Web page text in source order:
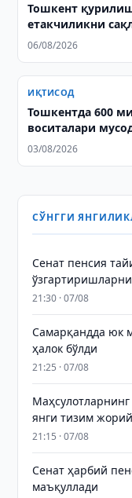
Тошкент
етакчиликни
06/08/2026
ИҚТИСОД
Тошкентда 600
воситалари
03/08/2026
СЎНГГИ
Сенат пенсия
21:30 · 07/08
Самарқандда юк
ҳалок бўлди
21:25 · 07/08
янги тизим
21:15 · 07/08
Сенат ҳарбий
маъқуллади